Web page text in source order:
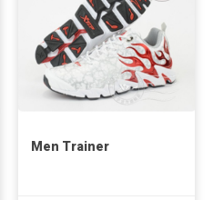
Men Trainer